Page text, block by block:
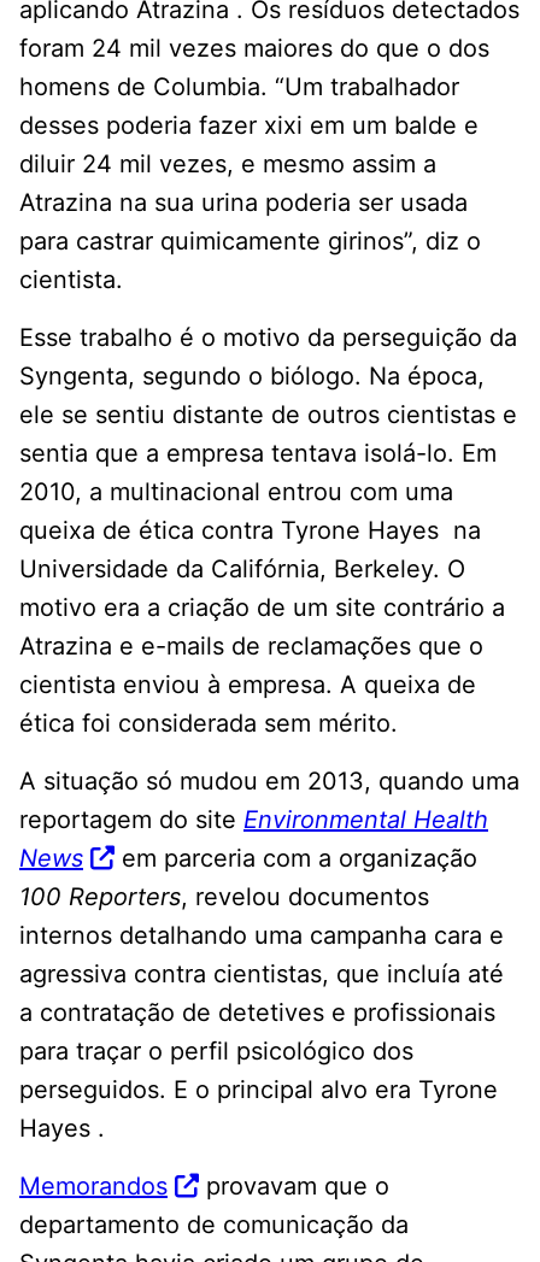
aplicando Atrazina . Os resíduos detectados
foram 24 mil vezes maiores do que o dos
homens de Columbia. “Um trabalhador
desses poderia fazer xixi em um balde e
diluir 24 mil vezes, e mesmo assim a
Atrazina na sua urina poderia ser usada
para castrar quimicamente girinos”, diz o
cientista.
Esse trabalho é o motivo da perseguição da
Syngenta, segundo o biólogo. Na época,
ele se sentiu distante de outros cientistas e
sentia que a empresa tentava isolá-lo. Em
2010, a multinacional entrou com uma
queixa de ética contra Tyrone Hayes na
Universidade da Califórnia, Berkeley. O
motivo era a criação de um site contrário a
Atrazina e e-mails de reclamações que o
cientista enviou à empresa. A queixa de
ética foi considerada sem mérito.
A situação só mudou em 2013, quando uma
reportagem do site Environmental Health
News
em parceria com a organização
100 Reporters, revelou documentos
internos detalhando uma campanha cara e
agressiva contra cientistas, que incluía até
a contratação de detetives e profissionais
para traçar o perfil psicológico dos
perseguidos. E o principal alvo era Tyrone
Hayes .
Memorandos
provavam que o
departamento de comunicação da